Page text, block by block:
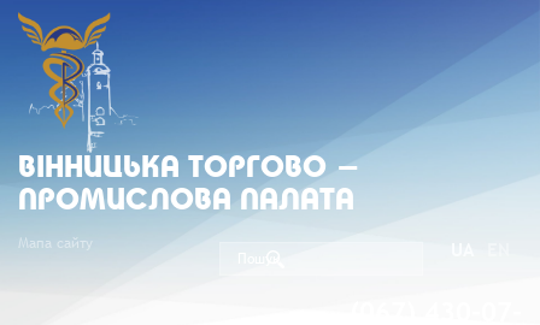
ВIННИЦЬКА ТОРГОВО -
ПРОМИСЛОВА ПАЛАТА
Мапа сайту